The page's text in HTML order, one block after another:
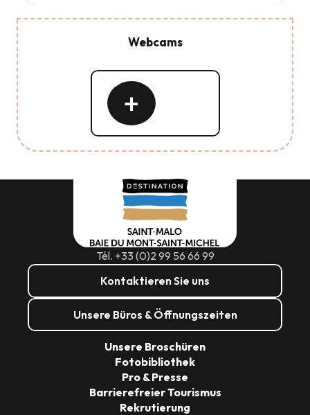
Webcams
erfahren
Tél. +33 (0)2 99 56 66 99
Kontaktieren Sie uns
Unsere Büros & Öffnungszeiten
Unsere Broschüren
Fotobibliothek
Pro & Presse
Barrierefreier Tourismus
Rekrutierung